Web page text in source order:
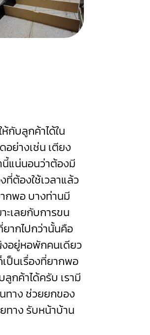
กับลูกค้าได้ใน
ย่างเช่น เตียง
นี้แน่นอนว่าต้องมี
ที่ต้องใช้เวลาแล้ว
กพอ บางท่านมี
ะเลยกับการขน
ากไปกว่านั้นคือ
อยู่หอพักคนเดียว
ป็นเรื่องที่ยากพอ
กค้าได้ครับ เรามี
ทาง ช่วยยกของ
ทาง รับหน้าบ้าน